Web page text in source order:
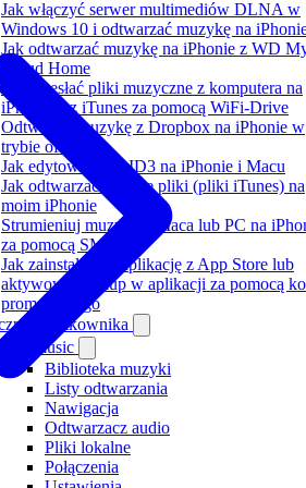
Jak włączyć serwer multimediów DLNA w
Windows 10 i odtwarzać muzykę na
Jak odtwarzać muzykę na iPhonie z WD
Cloud Home
Jak przesłać pliki muzyczne z komputera na
iPhone bez iTunes za pomocą WiFi-Drive
Odtwarzaj muzykę z Dropbox na iPhonie w
trybie offline
Jak edytować tagi ID3 na iPhonie i Macu
Jak odtwarzać lokalne pliki (pliki iTunes) na
moim iPhonie
Strumieniuj muzykę z Maca lub PC na
za pomocą SMB
Jak zainstalować aplikację z App Store lub
aktywować zakup w aplikacji za pomocą
promocyjnego
użytkownika
Evermusic
Biblioteka muzyki
Listy odtwarzania
Nawigacja
Odtwarzacz audio
Pliki lokalne
Połączenia